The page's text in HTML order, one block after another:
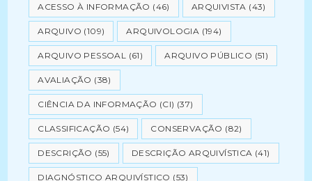
ACESSO À INFORMAÇÃO (46) ARQUIVISTA (43)
ARQUIVO (109) ARQUIVOLOGIA (194)
ARQUIVO PESSOAL (61) ARQUIVO PÚBLICO (51)
AVALIAÇÃO (38)
CIÊNCIA DA INFORMAÇÃO (CI) (37)
CLASSIFICAÇÃO (54) CONSERVAÇÃO (82)
DESCRIÇÃO (55) DESCRIÇÃO ARQUIVÍSTICA (41)
DIAGNÓSTICO ARQUIVÍSTICO (53)